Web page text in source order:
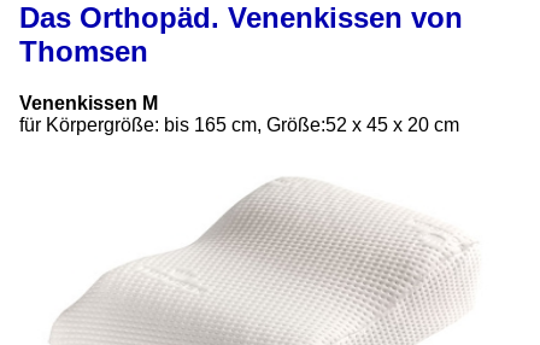
Das Orthopäd. Venenkissen von
Thomsen
Venenkissen M
für Körpergröße: bis 165 cm, Größe:52 x 45 x 20 cm